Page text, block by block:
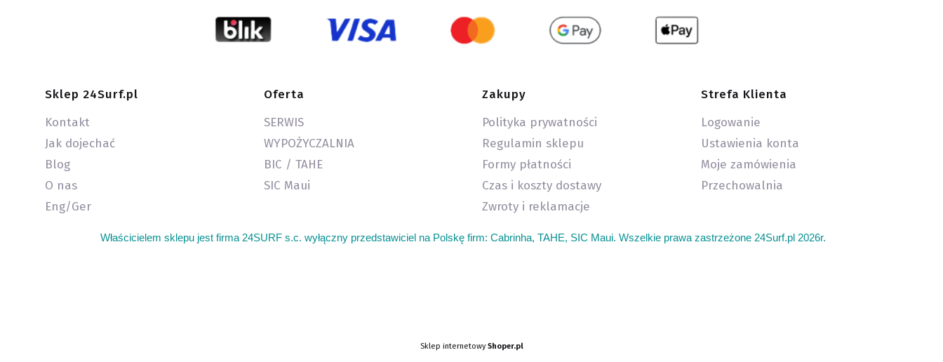
Linki w stopce
Sklep 24Surf.pl
Kontakt
Jak dojechać
Blog
O nas
Eng/Ger
Oferta
SERWIS
WYPOŻYCZALNIA
BIC / TAHE
SIC Maui
Zakupy
Polityka prywatności
Regulamin sklepu
Formy płatności
Czas i koszty dostawy
Zwroty i reklamacje
Strefa Klienta
Logowanie
Ustawienia konta
Moje zamówienia
Przechowalnia
Właścicielem sklepu jest firma 24SURF s.c. wyłączny przedstawiciel na Polskę firm: Cabrinha, TAHE, SIC Maui. Wszelkie prawa zastrzeżone 24Surf.pl 2026r.
Sklep internetowyShoper.pl